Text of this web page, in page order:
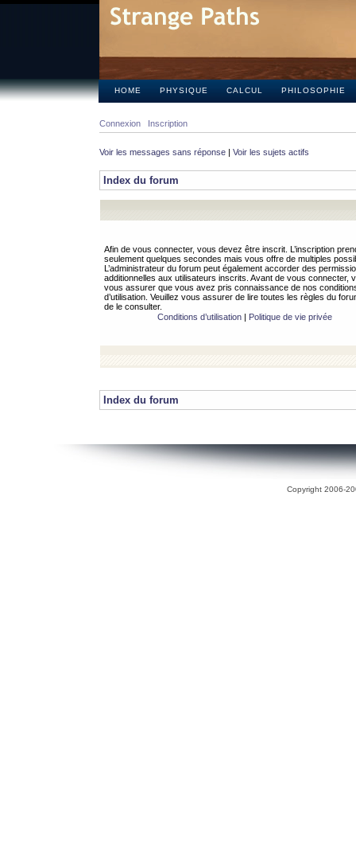
HOME PHYSIQUE CALCUL PHILOSOPHIE
Connexion Inscription
Voir les messages sans réponse | Voir les sujets actifs
Index du forum
Afin de vous connecter, vous devez être inscrit. L’inscription
seulement quelques secondes mais vous offre de multiples
L’administrateur du forum peut également accorder des
additionnelles aux utilisateurs inscrits. Avant de vous connecter,
vous assurer que vous avez pris connaissance de nos
d’utilisation. Veuillez vous assurer de lire toutes les règles du
de le consulter.
Conditions d’utilisation| Politique de vie privée
Index du forum
Copyright 2006-